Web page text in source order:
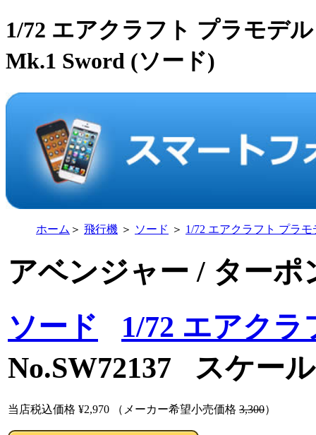
1/72 エアクラフト プラモデ
Mk.1 Sword (ソード)
ホーム ＞ 飛行機 ＞ ソード ＞ 1/72 エアクラフト プラモ
アベンジャー / ター
ソード
1/72 エアク
No.SW72137 スケー
当店税込価格 ¥2,970 （メーカー希望小売価格 3,300）